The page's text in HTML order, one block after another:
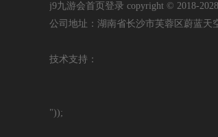
j9九游会首页登录 copyright © 2018-
公司地址：湖南省长沙市芙蓉区蔚蓝天
技术支持：
"));